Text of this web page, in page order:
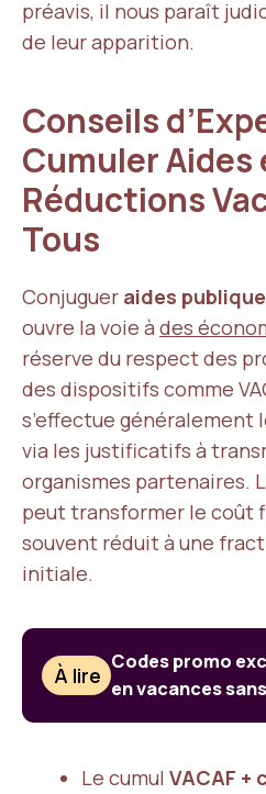
préavis, il nous paraît
de leur apparition.
Conseils
Cumuler Aides
Réductions
Tous
Conjuguer aides
ouvre la voie à des
réserve du respect des
des dispositifs comme
s’effectue généralement
via les justificatifs à
organismes partenaires.
peut transformer le coût
souvent réduit à une
initiale.
À lire
Codes promo
en vacances
Le cumul VACAF +